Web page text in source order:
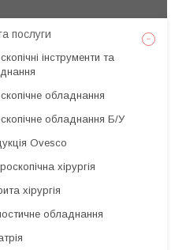
послуги
інструменти та
обладнання
обладнання Б/У
Ovesco
хірургія
хірургія
обладнання